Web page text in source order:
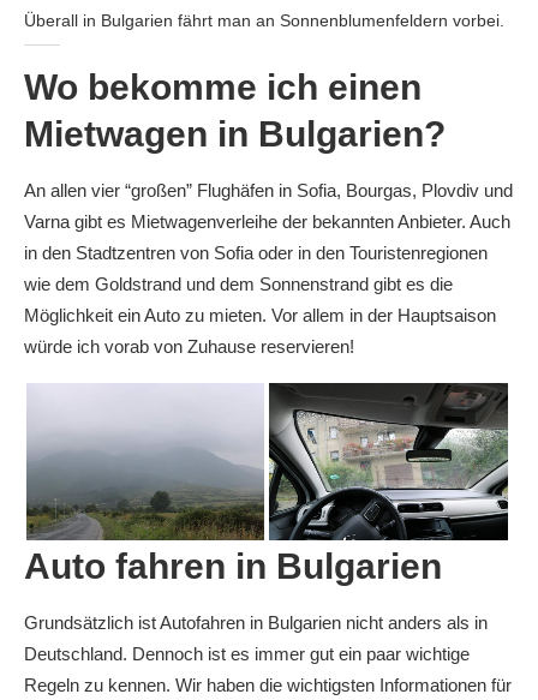
Überall in Bulgarien fährt man an Sonnenblumenfeldern vorbei.
Wo bekomme ich einen
Mietwagen in Bulgarien?
An allen vier “großen” Flughäfen in Sofia, Bourgas, Plovdiv und
Varna gibt es Mietwagenverleihe der bekannten Anbieter. Auch
in den Stadtzentren von Sofia oder in den Touristenregionen
wie dem Goldstrand und dem Sonnenstrand gibt es die
Möglichkeit ein Auto zu mieten. Vor allem in der Hauptsaison
würde ich vorab von Zuhause reservieren!
Auto fahren in Bulgarien
Grundsätzlich ist Autofahren in Bulgarien nicht anders als in
Deutschland. Dennoch ist es immer gut ein paar wichtige
Regeln zu kennen. Wir haben die wichtigsten Informationen für